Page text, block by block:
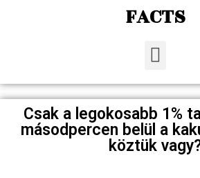
FACTS
Csak a legokosabb 1%
másodpercen belül a
köztük